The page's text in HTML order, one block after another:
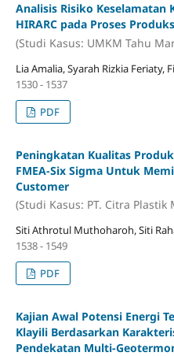
Analisis Risiko Keselamatan
HIRARC pada Proses
(Studi Kasus: UMKM Tahu
Lia Amalia, Syarah Rizkia Feriaty,
1530 - 1537
PDF
Peningkatan Kualitas
FMEA-Six Sigma Untuk
Customer
(Studi Kasus: PT. Citra Plastik
Siti Athrotul Muthoharoh, Siti
1538 - 1549
PDF
Kajian Awal Potensi Energi
Klayili Berdasarkan
Pendekatan Multi-